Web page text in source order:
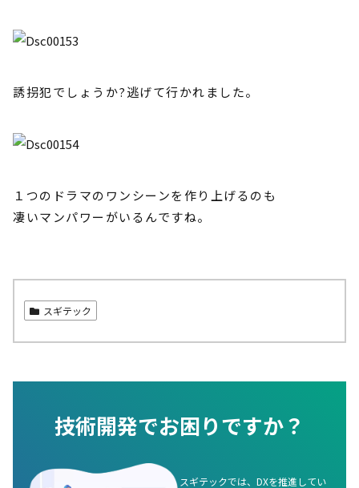
誘拐犯でしょうか?逃げて行かれました。
１つのドラマのワンシーンを作り上げるのも
凄いマンパワーがいるんですね。
スギテック
技術開発でお困りですか？
スギテックでは、DXを推進してい